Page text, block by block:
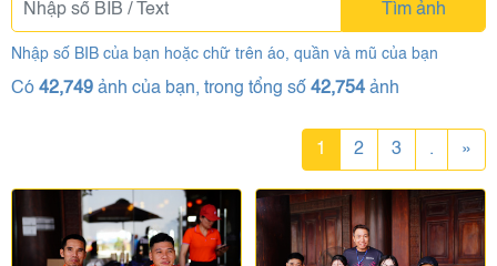
Tìm ảnh
Nhập số BIB của bạn hoặc chữ trên áo, quần và mũ của bạn
Có 42,749 ảnh của bạn, trong tổng số 42,754 ảnh
1 2 3 . »